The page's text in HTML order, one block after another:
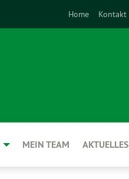
Home Kontakt
MEIN TEAM AKTUELLES